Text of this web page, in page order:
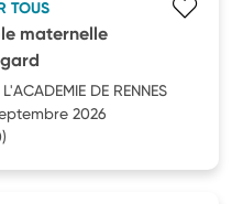
TOUS
maternelle
DE RENNES
2026